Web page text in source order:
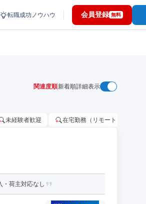
転職成功ノウハウ 会員登録 無料
関連度順新着順詳細表示
未経験者歓迎 在宅勤務（リモートワーク）OK
・荷主対応なし